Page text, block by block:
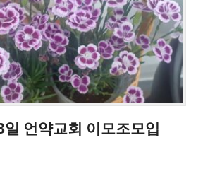
언약교회 이모조모입